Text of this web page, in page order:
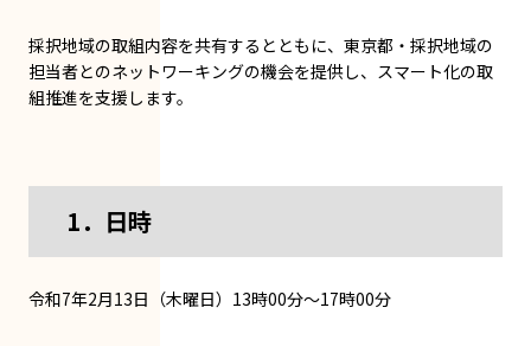
採択地域の取組内容を共有するとともに、東京都・採択地域の
担当者とのネットワーキングの機会を提供し、スマート化の取
組推進を支援します。
1．日時
令和7年2月13日（木曜日）13時00分～17時00分